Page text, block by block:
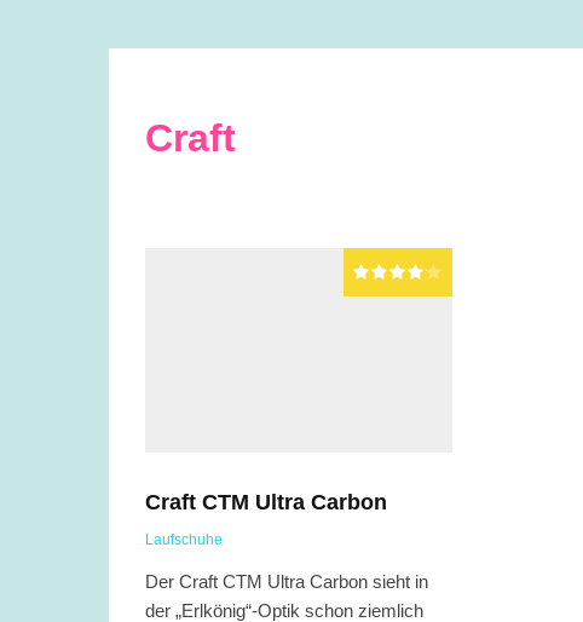
Craft
Craft CTM Ultra Carbon
Laufschuhe
Der Craft CTM Ultra Carbon sieht in
der „Erlkönig“-Optik schon ziemlich